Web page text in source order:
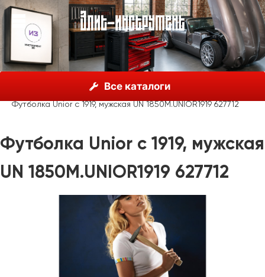
Все каталоги
Unior, Словения
Рекламные материалы
Одежда
Футболка Unior с 1919, мужская UN 1850M.UNIOR1919 627712
Футболка Unior с 1919, мужская
UN 1850M.UNIOR1919 627712